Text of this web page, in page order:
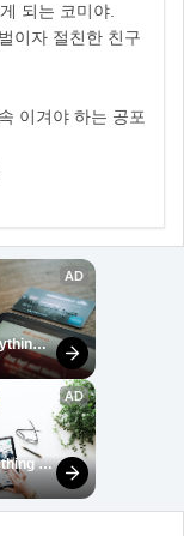
되는 코미야.
이자 절친한 친구
이겨야 하는 공포